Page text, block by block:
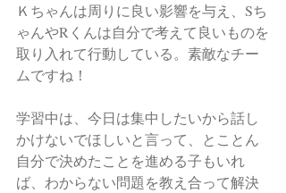
Ｋちゃんは周りに良い影響を与え、Sち
ゃんやRくんは自分で考えて良いものを
取り入れて行動している。素敵なチー
ムですね！
学習中は、今日は集中したいから話し
かけないでほしいと言って、とことん
自分で決めたことを進める子もいれ
ば、わからない問題を教え合って解決